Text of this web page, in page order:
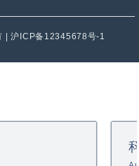
| 沪ICP备12345678号-1